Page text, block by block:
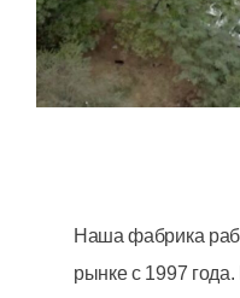
Наша фабрика
рынке с 1997